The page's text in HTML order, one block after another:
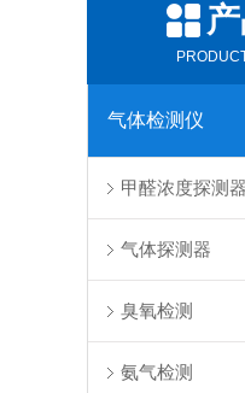
气体检测仪
甲醛浓度探测器
气体探测器
臭氧检测
氨气检测